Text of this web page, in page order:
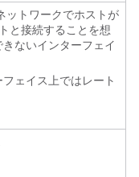
ットワークでホストが
と接続することを想
ないインターフェイ
ェイス上ではレート